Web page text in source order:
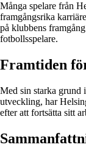
Många spelare från
framgångsrika
på klubbens
fotbollsspelare.
Framtiden
Med sin starka grund
utveckling, har
efter att fortsätta sitt